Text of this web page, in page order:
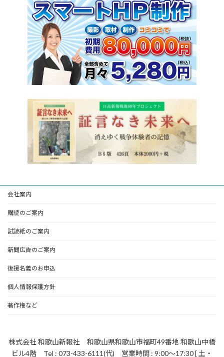
会社案内
購読のご案内
試読紙のご案内
新聞広告のご案内
後援名義のお申込
個人情報保護方針
著作権など
株式会社 和歌山新報社 和歌山県和歌山市福町49番地 和歌山中橋
ビル4階 Tel : 073-433-6111(代) 営業時間 : 9:00～17:30 [ 土・